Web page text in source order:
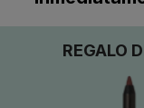
REGALO